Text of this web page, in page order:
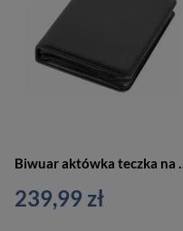
239,99 zł